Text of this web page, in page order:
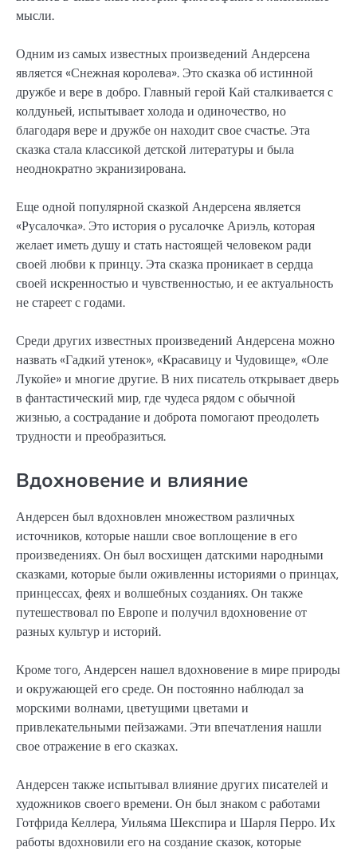
мысли.
Одним из самых известных произведений Андерсена
является «Снежная королева». Это сказка об истинной
дружбе и вере в добро. Главный герой Кай сталкивается с
колдуньей, испытывает холода и одиночество, но
благодаря вере и дружбе он находит свое счастье. Эта
сказка стала классикой детской литературы и была
неоднократно экранизирована.
Еще одной популярной сказкой Андерсена является
«Русалочка». Это история о русалочке Ариэль, которая
желает иметь душу и стать настоящей человеком ради
своей любви к принцу. Эта сказка проникает в сердца
своей искренностью и чувственностью, и ее актуальность
не стареет с годами.
Среди других известных произведений Андерсена можно
назвать «Гадкий утенок», «Красавицу и Чудовище», «Оле
Лукойе» и многие другие. В них писатель открывает дверь
в фантастический мир, где чудеса рядом с обычной
жизнью, а сострадание и доброта помогают преодолеть
трудности и преобразиться.
Вдохновение и влияние
Андерсен был вдохновлен множеством различных
источников, которые нашли свое воплощение в его
произведениях. Он был восхищен датскими народными
сказками, которые были оживленны историями о принцах,
принцессах, феях и волшебных созданиях. Он также
путешествовал по Европе и получил вдохновение от
разных культур и историй.
Кроме того, Андерсен нашел вдохновение в мире природы
и окружающей его среде. Он постоянно наблюдал за
морскими волнами, цветущими цветами и
привлекательными пейзажами. Эти впечатления нашли
свое отражение в его сказках.
Андерсен также испытывал влияние других писателей и
художников своего времени. Он был знаком с работами
Готфрида Келлера, Уильяма Шекспира и Шарля Перро. Их
работы вдохновили его на создание сказок, которые